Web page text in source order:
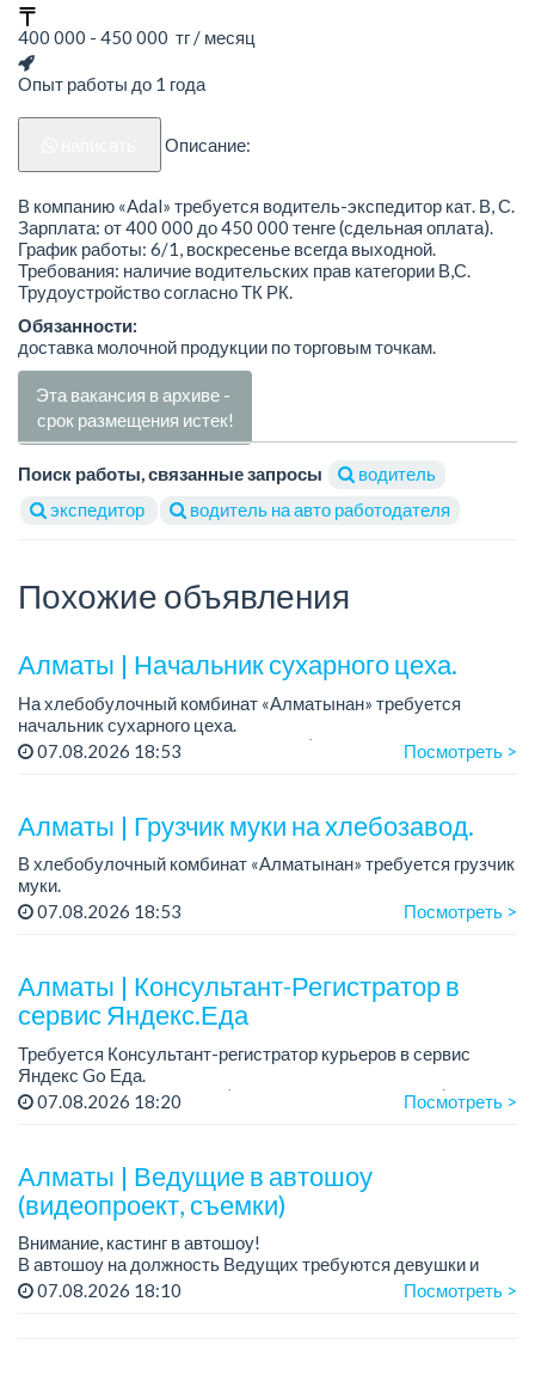
400 000 - 450 000 тг / месяц
Опыт работы до 1 года
Описание:
В компанию «Adal» требуется водитель-экспедитор кат. В, С.
Зарплата: от 400 000 до 450 000 тенге (сдельная оплата).
График работы: 6/1, воскресенье всегда выходной.
Требования: наличие водительских прав категории В,С.
Трудоустройство согласно ТК РК.
Обязанности:
доставка молочной продукции по торговым точкам.
Эта вакансия в архиве -
срок размещения истек!
Поиск работы, связанные запросы
водитель
экспедитор
водитель на авто работодателя
Похожие объявления
Алматы | Начальник сухарного цеха.
На хлебобулочный комбинат «Алматынан» требуется
начальник сухарного цеха.
Зарплата: от 300 000 тенге на руки (обсуждается на
Требования: оп...
07.08.2026 18:53 Посмотреть >
Алматы | Грузчик муки на хлебозавод.
В хлебобулочный комбинат «Алматынан» требуется грузчик
муки.
График работы: 5/2, с 09.00 до 18.00.
07.08.2026 18:53 Посмотреть >
Алматы | Консультант-Регистратор в
сервис Яндекс.Еда
Требуется Консультант-регистратор курьеров в сервис
Яндекс Go Еда.
Условия: работа в офисе (Абылай хана - Макатаева).
07.08.2026 18:20 Посмотреть >
Алматы | Ведущие в автошоу
(видеопроект, съемки)
Внимание, кастинг в автошоу!
В автошоу на должность Ведущих требуются девушки и
парни. А также авто эксперты и авто перекупы.
07.08.2026 18:10 Посмотреть >